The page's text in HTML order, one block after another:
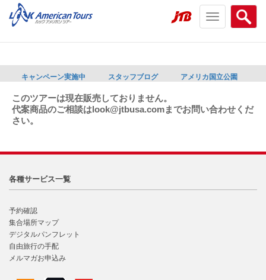
Search
menu
Toggle
navigation
キャンペーン実施中 スタッフブログ アメリカ国立公園
このツアーは現在販売しておりません。
代案商品のご相談はlook@jtbusa.comまでお問い合わせくだ
さい。
各種サービス一覧
予約確認
集合場所マップ
デジタルパンフレット
自由旅行の手配
メルマガお申込み